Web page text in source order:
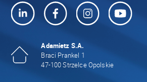
Adamietz S.A.
Braci Prankel 1
47-100 Strzelce Opolskie